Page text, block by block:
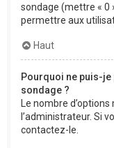
sondage (mettre « 0
permettre aux
Haut
Pourquoi ne puis-je
sondage ?
Le nombre
l’administrateur. Si
contactez-le.